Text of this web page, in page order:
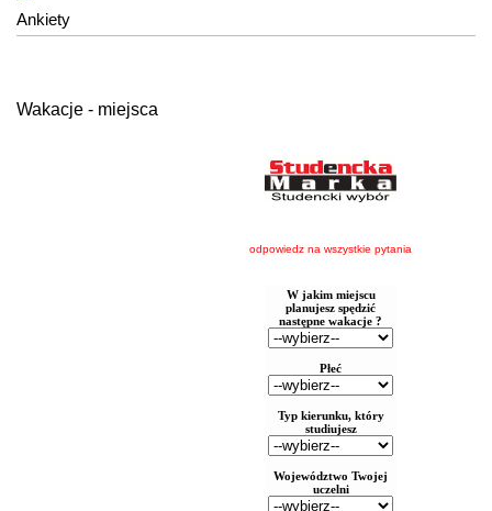
Ankiety
Wakacje - miejsca
odpowiedz na wszystkie pytania